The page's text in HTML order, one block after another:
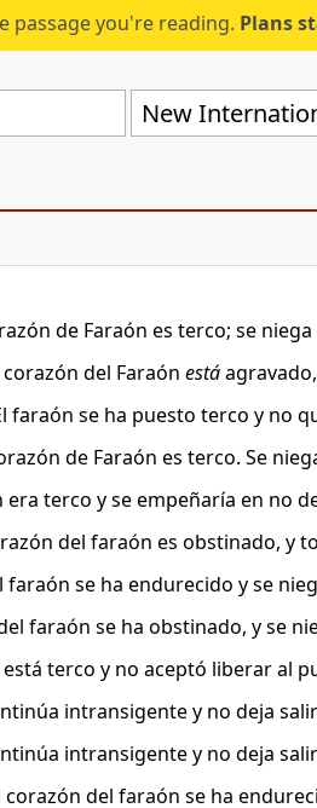
passage you're reading. Plans
New
de Faraón es terco; se
corazón del Faraón está
faraón se ha puesto terco y no
de Faraón es terco. Se
terco y se empeñaría en no
del faraón es obstinado, y
faraón se ha endurecido y se
faraón se ha obstinado, y se
terco y no aceptó liberar al
intransigente y no deja
intransigente y no deja
corazón del faraón se ha